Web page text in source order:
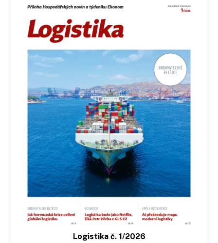
Logistika č. 1/2026